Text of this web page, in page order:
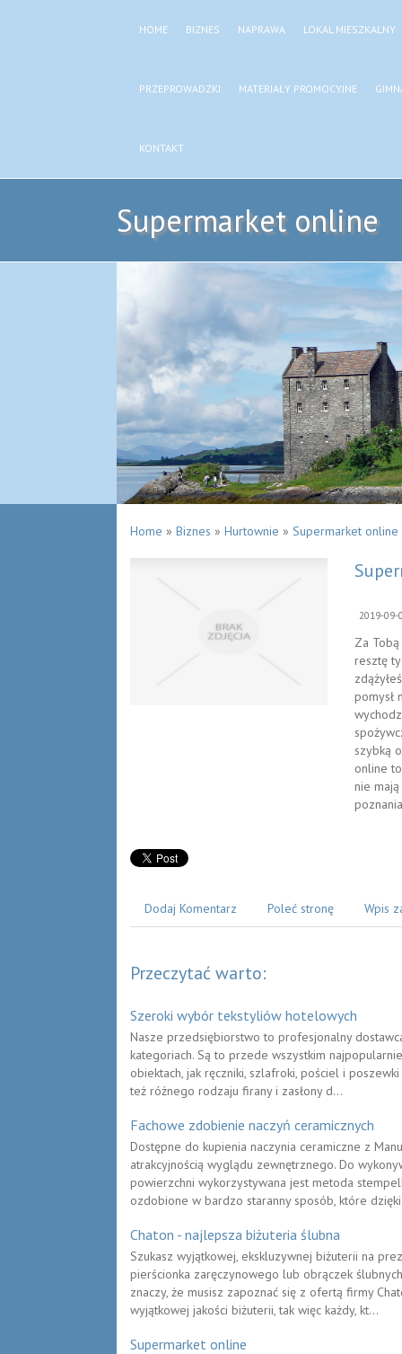
HOME BIZNES NAPRAWA LOKAL MIESZKALNY
PRZEPROWADZKI MATERIAŁY PROMOCYJNE
KONTAKT
Supermarket online
Home » Biznes » Hurtownie » Supermarket online
2019-09-
Za
resztę
pomysł
szybką
online
nie
Dodaj Komentarz Poleć stronę Wpis
Przeczytać warto:
Szeroki wybór tekstyliów hotelowych
Nasze przedsiębiorstwo to profesjonalny
kategoriach. Są to przede wszystkim
obiektach, jak ręczniki, szlafroki, pościel i
też różnego rodzaju firany i zasłony d...
Fachowe zdobienie naczyń ceramicznych
Dostępne do kupienia naczynia ceramiczne z
atrakcyjnością wyglądu zewnętrznego. Do
powierzchni wykorzystywana jest metoda
ozdobione w bardzo staranny sposób, które
Chaton - najlepsza biżuteria ślubna
Szukasz wyjątkowej, ekskluzywnej biżuterii na
pierścionka zaręczynowego lub obrączek
znaczy, że musisz zapoznać się z ofertą firmy
wyjątkowej jakości biżuterii, tak więc każdy, kt...
Supermarket online